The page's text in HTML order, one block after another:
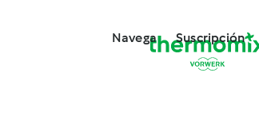
Navega Suscripción